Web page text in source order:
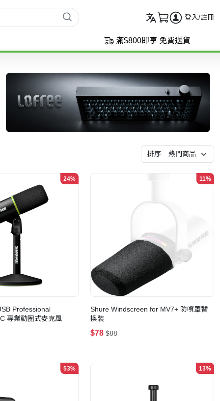
登入/註冊
滿$800即享 免費送貨
排序:
24%
Professional
專業動圈式麥克風
11%
Shure Windscreen for MV7+ 防噴罩替
換裝
$78 $88
53% 13%